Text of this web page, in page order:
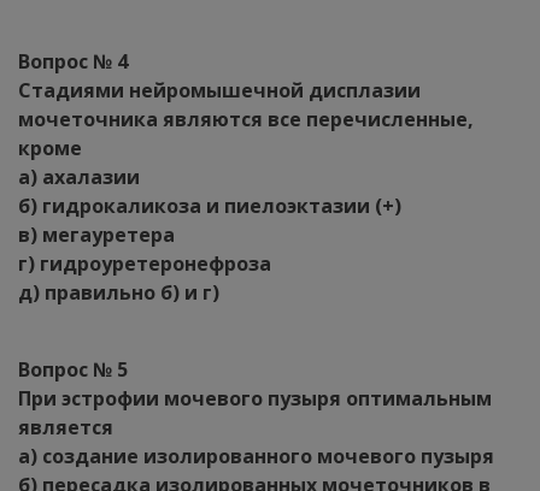
Вопрос № 4
Стадиями нейромышечной дисплазии
мочеточника являются все перечисленные,
кроме
а) ахалазии
б) гидрокаликоза и пиелоэктазии (+)
в) мегауретера
г) гидроуретеронефроза
д) правильно б) и г)
Вопрос № 5
При эстрофии мочевого пузыря оптимальным
является
а) создание изолированного мочевого пузыря
б) пересадка изолированных мочеточников в